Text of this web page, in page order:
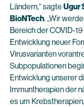
Ländern,“ sagte Ugur
BioNTech. „Wir
Bereich der COVID-
Entwicklung neuer
Virusvarianten
Subpopulationen
Entwicklung unserer
Immuntherapien der
es um